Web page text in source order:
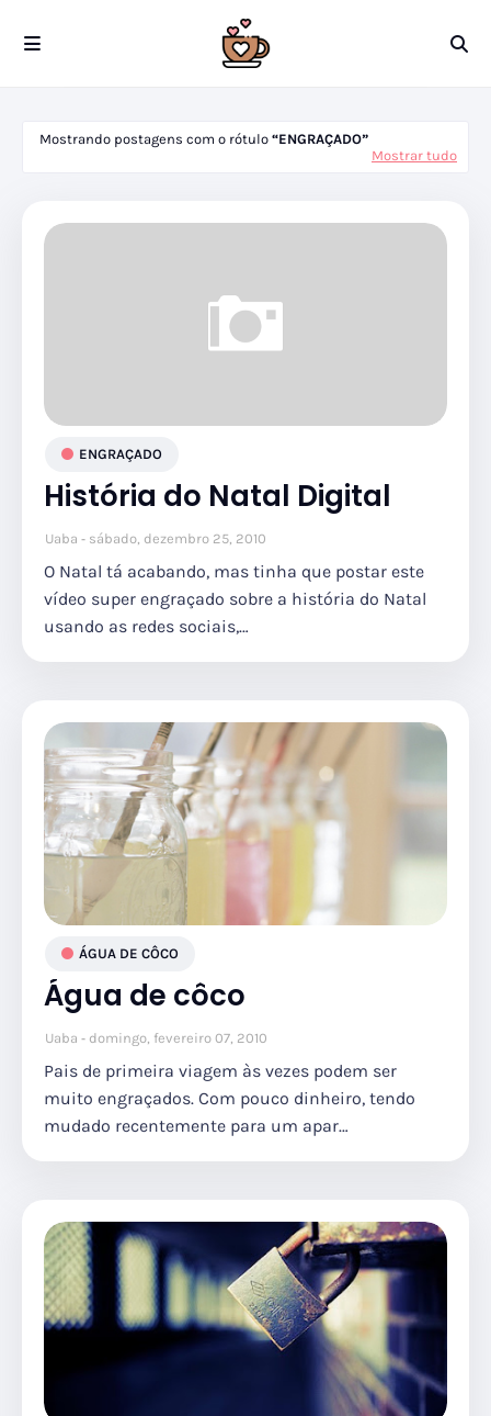
Mostrando postagens com o rótulo
ENGRAÇADO
Mostrar tudo
ENGRAÇADO
História do Natal Digital
Uaba sábado, dezembro 25, 2010
O Natal tá acabando, mas tinha que postar este
vídeo super engraçado sobre a história do Natal
usando as redes sociais,…
ÁGUA DE CÔCO
Água de côco
Uaba domingo, fevereiro 07, 2010
Pais de primeira viagem às vezes podem ser
muito engraçados. Com pouco dinheiro, tendo
mudado recentemente para um apar…